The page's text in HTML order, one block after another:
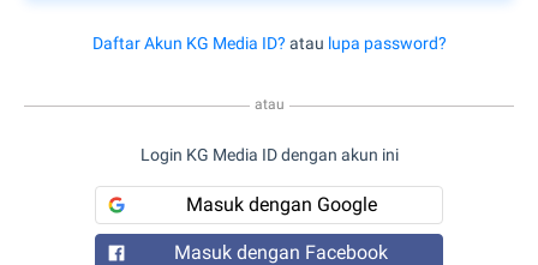
Daftar Akun KG Media ID? atau lupa password?
atau
Login KG Media ID dengan akun ini
Masuk dengan Google
Masuk dengan Facebook